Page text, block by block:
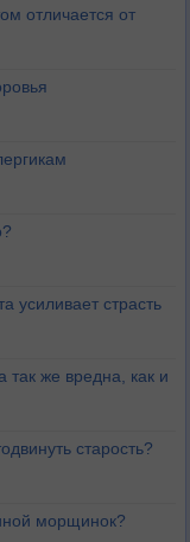
отличается от
усиливает страсть
же вредна, как и
старость?
морщинок?